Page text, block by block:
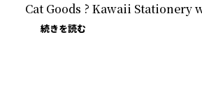
Cat Goods ? Kawaii Stationery
続きを読む